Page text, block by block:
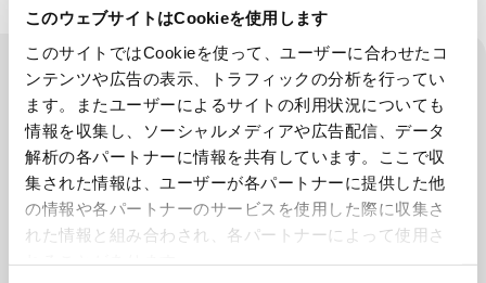
このウェブサイトはCookieを使用します
このサイトではCookieを使って、ユーザーに合わせたコ
ンテンツや広告の表示、トラフィックの分析を行ってい
ます。またユーザーによるサイトの利用状況についても
情報を収集し、ソーシャルメディアや広告配信、データ
解析の各パートナーに情報を共有しています。ここで収
集された情報は、ユーザーが各パートナーに提供した他
の情報や各パートナーのサービスを使用した際に収集さ
れた情報と組み合わされ、各パートナーによって使用さ
製品カテゴリ
CATEGORY
工作機器
コンクリートプラント